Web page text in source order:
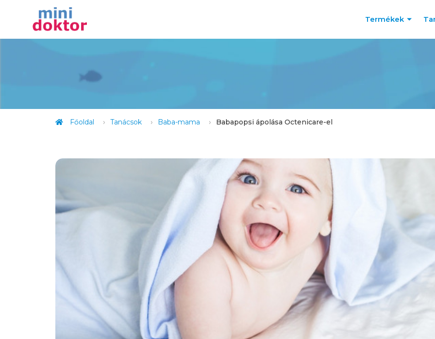
Termékek
Főoldal Tanácsok Baba-mama Babapopsi ápolása Octenicare-el